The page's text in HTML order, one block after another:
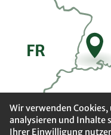
CH
FR
Wir verwenden
analysieren und Inhalte
Ihrer Einwilligung